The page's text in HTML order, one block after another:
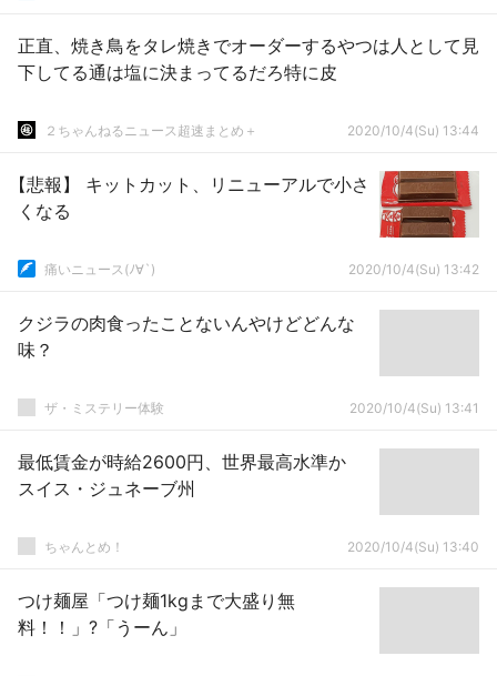
正直、焼き鳥をタレ焼きでオーダーするやつは人として見
下してる通は塩に決まってるだろ特に皮
２ちゃんねるニュース超速まとめ＋ 2020/10/4(Su) 13:44
【悲報】 キットカット、リニューアルで小さ
くなる
痛いニュース(ﾉ∀`) 2020/10/4(Su) 13:42
クジラの肉食ったことないんやけどどんな
味？
ザ・ミステリー体験 2020/10/4(Su) 13:41
最低賃金が時給2600円、世界最高水準か
スイス・ジュネーブ州
ちゃんとめ！ 2020/10/4(Su) 13:40
つけ麺屋「つけ麺1kgまで大盛り無
料！！」?「うーん」